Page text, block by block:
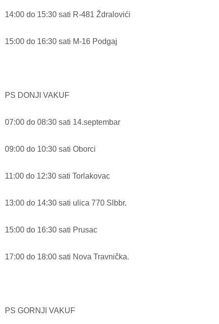
14:00 do 15:30 sati R-481 Ždralovići
15:00 do 16:30 sati M-16 Podgaj
PS DONJI VAKUF
07:00 do 08:30 sati 14.septembar
09:00 do 10:30 sati Oborci
11:00 do 12:30 sati Torlakovac
13:00 do 14:30 sati ulica 770 Slbbr.
15:00 do 16:30 sati Prusac
17:00 do 18:00 sati Nova Travnička.
PS GORNJI VAKUF